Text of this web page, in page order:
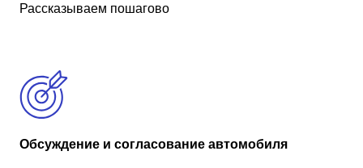
Рассказываем пошагово
Обсуждение и согласование автомобиля